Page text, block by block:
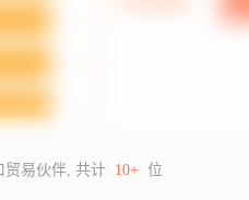
贸易伙伴, 共计 10+ 位